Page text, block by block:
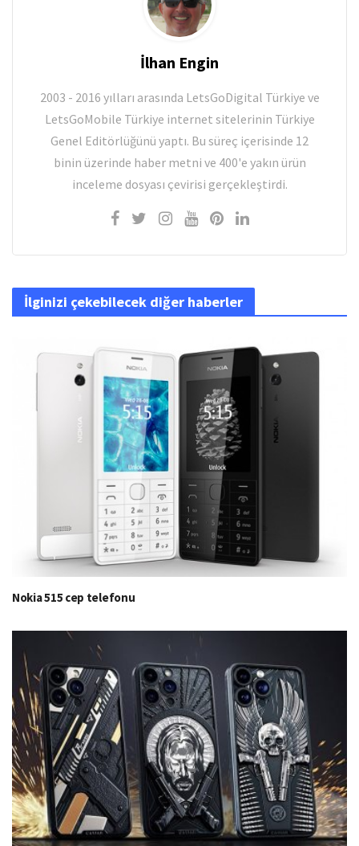
İlhan Engin
2003 - 2016 yılları arasında LetsGoDigital Türkiye ve
LetsGoMobile Türkiye internet sitelerinin Türkiye
Genel Editörlüğünü yaptı. Bu süreç içerisinde 12
binin üzerinde haber metni ve 400'e yakın ürün
inceleme dosyası çevirisi gerçekleştirdi.
İlginizi çekebilecek diğer haberler
Nokia 515 cep telefonu